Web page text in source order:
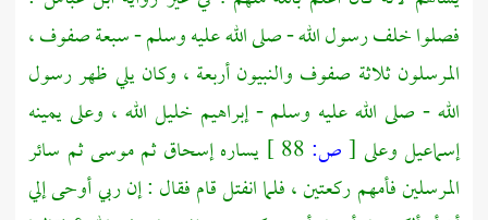
فصلوا خلف رسول الله - صلى الله عليه وسلم - سبعة صفوف ،
المرسلون ثلاثة صفوف والنبيون أربعة ، وكان يلي ظهر رسول
الله - صلى الله عليه وسلم -إبراهيم خليل الله ، وعلى يمينه
إسماعيلوعلى [ص: يسارهإسحاقثمموسىثم سائر
المرسلين فأمهم ركعتين ، فلما انفتل قام فقال : إن ربي أوحى إلي